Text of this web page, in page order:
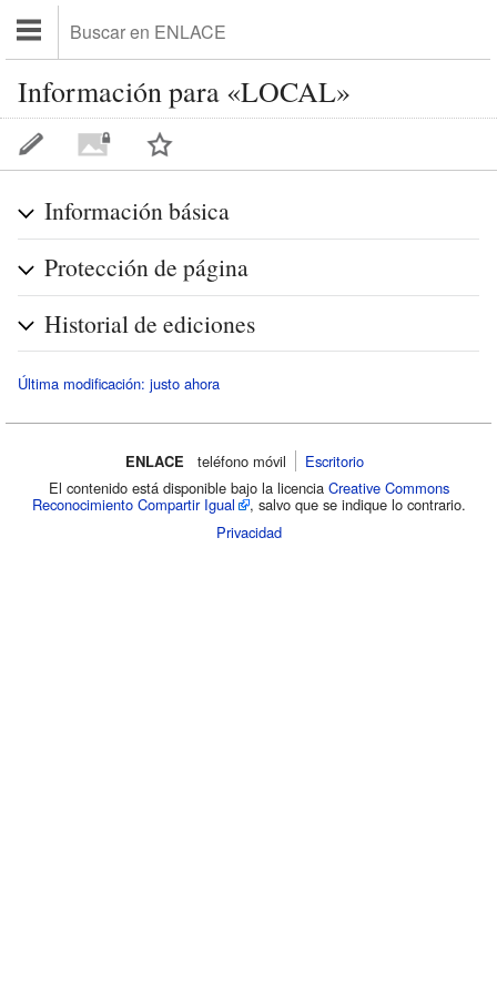
Información para «LOCAL»
Información básica
Protección de página
Historial de ediciones
Última modificación: justo ahora
ENLACE teléfono móvil‌
Escritorio
El contenido está disponible bajo la licencia Creative Commons
Reconocimiento Compartir Igual
, salvo que se indique lo contrario.
Privacidad